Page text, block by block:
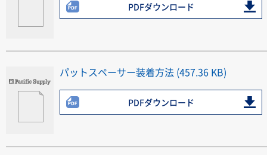
PDFダウンロード
パットスペーサー装着方法 (457.36 KB)
PDFダウンロード